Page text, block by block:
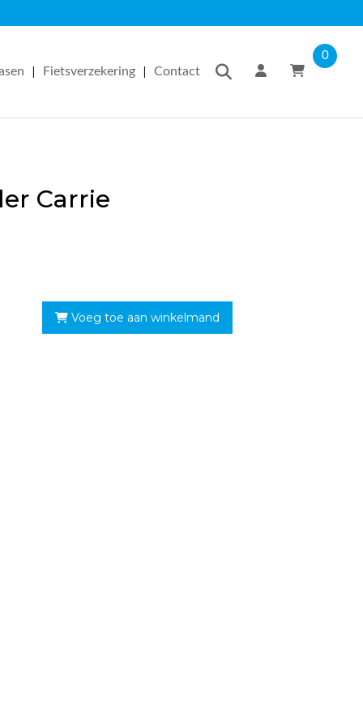
| Fietsverzekering | Contact
0
Carrie
Voeg toe aan winkelmand